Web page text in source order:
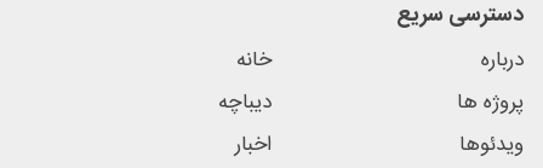
دسترسی سریع
خانه
درباره
دیباچه
پروژه ها
اخبار
ویدئوها